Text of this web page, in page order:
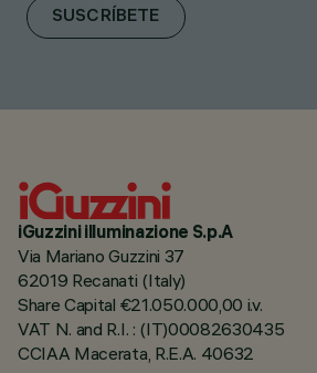
SUSCRÍBETE
iGuzzini illuminazione S.p.A
Via Mariano Guzzini 37
62019 Recanati (Italy)
Share Capital €21.050.000,00 i.v.
VAT N. and R.I. : (IT)00082630435
CCIAA Macerata, R.E.A. 40632